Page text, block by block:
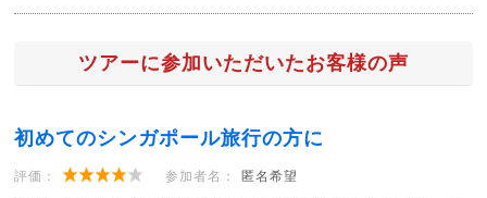
ツアーに参加いただいたお客様の声
初めてのシンガポール旅行の方に
評価： 参加者名： 匿名希望